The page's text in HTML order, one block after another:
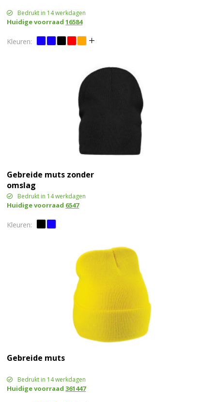
Bedrukt in 14 werkdagen
Huidige voorraad16584
Gebreide muts zonder
omslag
Bedrukt in 14 werkdagen
Huidige voorraad 6547
Gebreide muts
Bedrukt in 14 werkdagen
Huidige voorraad361447